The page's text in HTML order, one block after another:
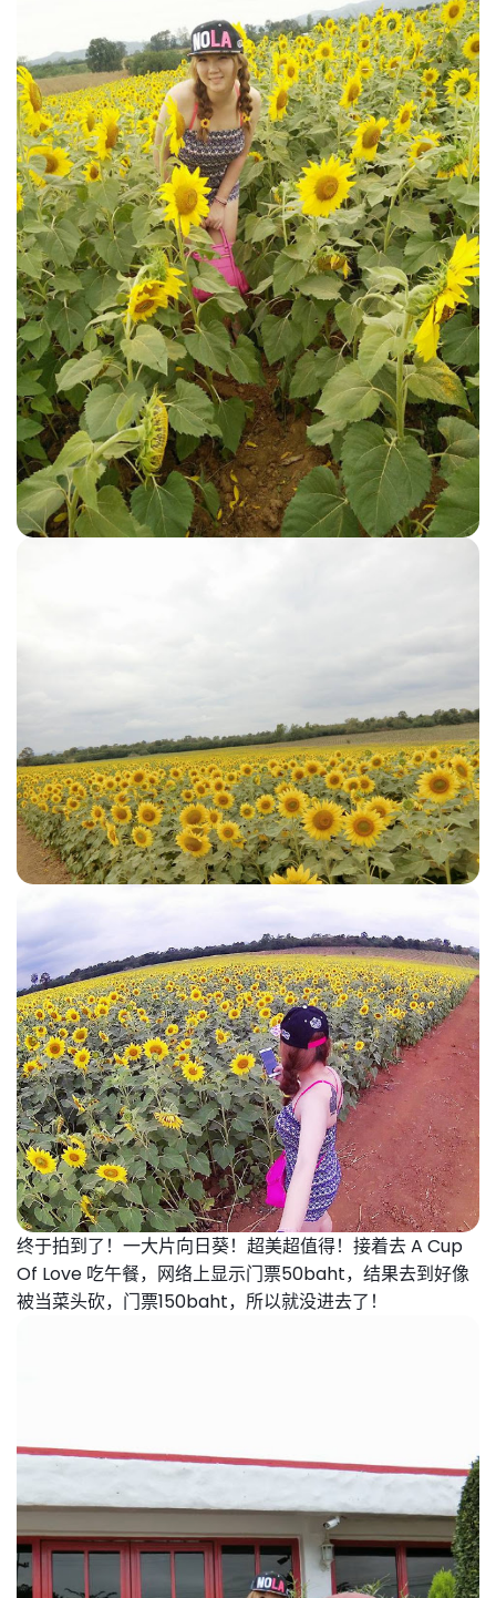
终于拍到了！一大片向日葵！ 超美超值得！ 接着去 A Cup
Of Love 吃午餐， 网络上显示门票50baht，结果去到好像
被当菜头砍，门票150baht，所以就没进去了！